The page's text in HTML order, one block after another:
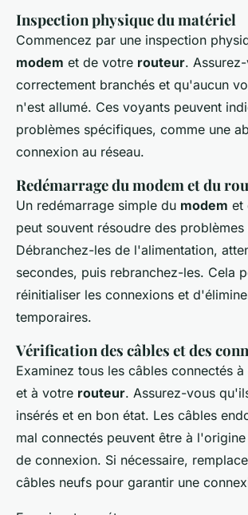
Inspection physique du matériel
Commencez par une inspection
modem et de votre routeur.
correctement branchés et qu'aucun
n'est allumé. Ces voyants peuvent
problèmes spécifiques, comme une
connexion au réseau.
Redémarrage du modem et du
Un redémarrage simple du modem et
peut souvent résoudre des
Débranchez-les de l'alimentation,
secondes, puis rebranchez-les. Cela
réinitialiser les connexions et
temporaires.
Vérification des câbles et des
Examinez tous les câbles connectés
et à votre routeur. Assurez-vous
insérés et en bon état. Les câbles
mal connectés peuvent être à
de connexion. Si nécessaire,
câbles neufs pour garantir une